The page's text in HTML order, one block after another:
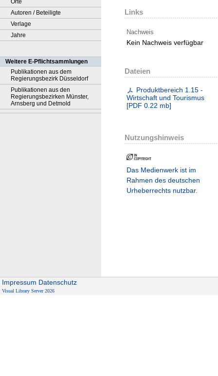
Orte
Autoren / Beteiligte
Verlage
Jahre
Weitere E-Pflichtsammlungen
Publikationen aus dem
Regierungsbezirk Düsseldorf
Publikationen aus den
Regierungsbezirken Münster,
Arnsberg und Detmold
Links
Nachweis
Kein Nachweis verfügbar
Dateien
Produktbereich 1.15 -
Wirtschaft und Tourismus
[PDF 0.22 mb]
Nutzungshinweis
Das Medienwerk ist im
Rahmen des deutschen
Urheberrechts nutzbar.
Impressum Datenschutz
Visual Library Server 2026